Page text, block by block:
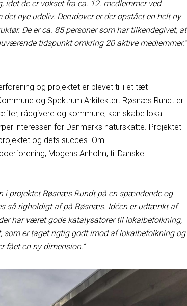
de er vokset fra ca. 12. medlemmer ved
nye udeliv. Derudover er der opstået en helt ny
De er ca. 85 personer som har tilkendegivet, at
tidspunkt omkring 20 aktive medlemmer.”
og projektet er blevet til i et tæt
og Spektrum Arkitekter. Røsnæs Rundt er
rådgivere og kommune, kan skabe lokal
interessen for Danmarks naturskatte. Projektet
og dets succes. Om
Mogens Anholm, til Danske
i projektet Røsnæs Rundt på en spændende og
så righoldigt af på Røsnæs. Idéen er udtænkt af
har været gode katalysatorer til lokalbefolkning,
som er taget rigtig godt imod af lokalbefolkning og
fået en ny dimension.”